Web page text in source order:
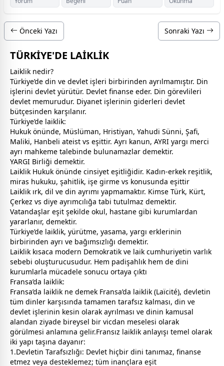
Önceki Yazı Sonraki Yazı
TÜRKİYE'DE LAİKLİK
Laiklik nedir?
Türkiye’de din ve devlet işleri birbirinden ayrılmamıştır. Din
işlerini devlet yürütür. Devlet finanse eder. Din görevlileri
devlet memurudur. Diyanet işlerinin giderleri devlet
bütçesinden karşılanır.
Türkiye’de laiklik:
Hukuk önünde, Müslüman, Hristiyan, Yahudi Sünni, Şafi,
Maliki, Hanbeli ateist vs eşittir. Ayrı kanun, AYRI yargı merci
ayrı mahkeme talebinde bulunamazlar demektir.
YARGI Birliği demektir.
Laiklik Hukuk önünde cinsiyet eşitliğidir. Kadın-erkek reşitlik,
miras hukuku, şahitlik, işe girme vs konusunda eşittir
Laiklik ırk, dil ve din ayrımı yapmamaktır. Kimse Türk, Kürt,
Çerkez vs diye ayrımcılığa tabi tutulmaz demektir.
Vatandaşlar eşit şekilde okul, hastane gibi kurumlardan
yararlanır, demektir.
Türkiye’de laiklik, yürütme, yasama, yargı erklerinin
birbirinden ayrı ve bağımsızlığı demektir.
Laiklik kısaca modern Demokratik ve laik cumhuriyetin varlık
sebebi oluşturucusudur. Hem padişahlık hem de dini
kurumlarla mücadele sonucu ortaya çıktı
Fransa’da laiklik:
Fransa’da laiklik ne demek Fransa’da laiklik (Laïcité), devletin
tüm dinler karşısında tamamen tarafsız kalması, din ve
devlet işlerinin kesin olarak ayrılması ve dinin kamusal
alandan ziyade bireysel bir vicdan meselesi olarak
görülmesi anlamına gelir.Fransız laiklik anlayışı temel olarak
iki yapı taşına dayanır:
1.Devletin Tarafsızlığı: Devlet hiçbir dini tanımaz, finanse
etmez veya desteklemez; tüm inançlara eşit